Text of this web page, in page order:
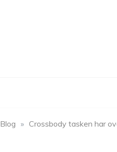
Blog » Crossbody tasken har